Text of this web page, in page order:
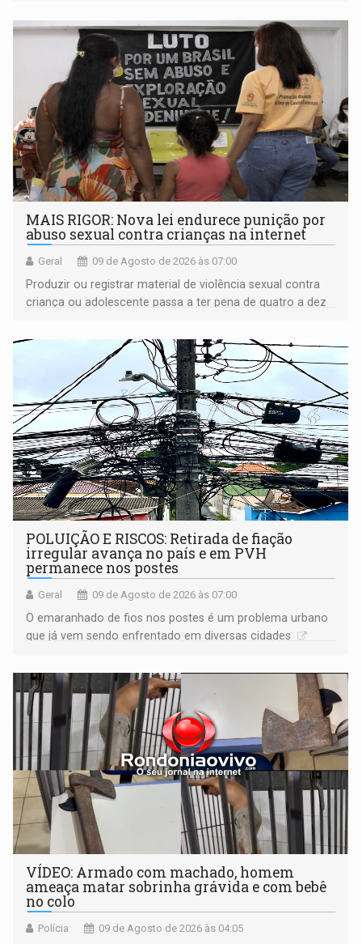
MAIS RIGOR: Nova lei endurece punição por
abuso sexual contra crianças na internet
Geral 09 de Agosto de 2026 às 07:00
Produzir ou registrar material de violência sexual contra
criança ou adolescente passa a ter pena de quatro a dez
POLUIÇÃO E RISCOS: Retirada de fiação
irregular avança no país e em PVH
permanece nos postes
Geral 09 de Agosto de 2026 às 07:00
O emaranhado de fios nos postes é um problema urbano
que já vem sendo enfrentado em diversas cidades
VÍDEO: Armado com machado, homem
ameaça matar sobrinha grávida e com bebê
no colo
Polícia 09 de Agosto de 2026 às 04:05